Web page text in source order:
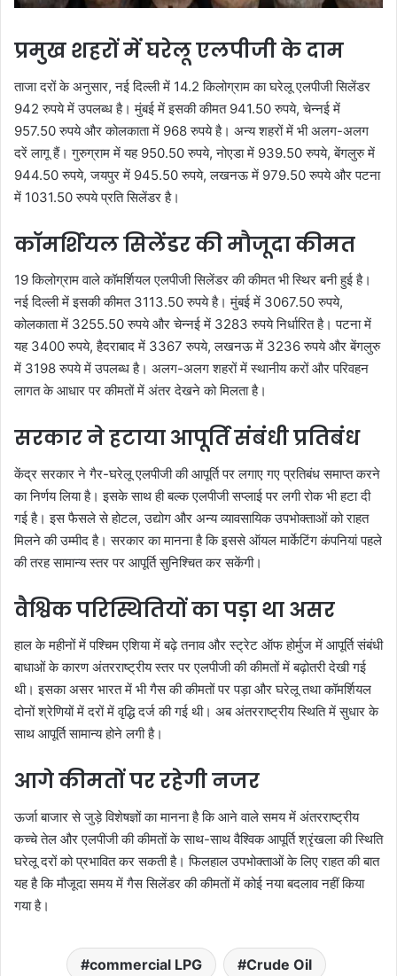
प्रमुख शहरों में घरेलू एलपीजी के दाम
ताजा दरों के अनुसार, नई दिल्ली में 14.2 किलोग्राम का घरेलू एलपीजी सिलेंडर
942 रुपये में उपलब्ध है। मुंबई में इसकी कीमत 941.50 रुपये, चेन्नई में
957.50 रुपये और कोलकाता में 968 रुपये है। अन्य शहरों में भी अलग-अलग
दरें लागू हैं। गुरुग्राम में यह 950.50 रुपये, नोएडा में 939.50 रुपये, बेंगलुरु में
944.50 रुपये, जयपुर में 945.50 रुपये, लखनऊ में 979.50 रुपये और पटना
में 1031.50 रुपये प्रति सिलेंडर है।
कॉमर्शियल सिलेंडर की मौजूदा कीमत
19 किलोग्राम वाले कॉमर्शियल एलपीजी सिलेंडर की कीमत भी स्थिर बनी हुई है।
नई दिल्ली में इसकी कीमत 3113.50 रुपये है। मुंबई में 3067.50 रुपये,
कोलकाता में 3255.50 रुपये और चेन्नई में 3283 रुपये निर्धारित है। पटना में
यह 3400 रुपये, हैदराबाद में 3367 रुपये, लखनऊ में 3236 रुपये और बेंगलुरु
में 3198 रुपये में उपलब्ध है। अलग-अलग शहरों में स्थानीय करों और परिवहन
लागत के आधार पर कीमतों में अंतर देखने को मिलता है।
सरकार ने हटाया आपूर्ति संबंधी प्रतिबंध
केंद्र सरकार ने गैर-घरेलू एलपीजी की आपूर्ति पर लगाए गए प्रतिबंध समाप्त करने
का निर्णय लिया है। इसके साथ ही बल्क एलपीजी सप्लाई पर लगी रोक भी हटा दी
गई है। इस फैसले से होटल, उद्योग और अन्य व्यावसायिक उपभोक्ताओं को राहत
मिलने की उम्मीद है। सरकार का मानना है कि इससे ऑयल मार्केटिंग कंपनियां पहले
की तरह सामान्य स्तर पर आपूर्ति सुनिश्चित कर सकेंगी।
वैश्विक परिस्थितियों का पड़ा था असर
हाल के महीनों में पश्चिम एशिया में बढ़े तनाव और स्ट्रेट ऑफ होर्मुज में आपूर्ति संबंधी
बाधाओं के कारण अंतरराष्ट्रीय स्तर पर एलपीजी की कीमतों में बढ़ोतरी देखी गई
थी। इसका असर भारत में भी गैस की कीमतों पर पड़ा और घरेलू तथा कॉमर्शियल
दोनों श्रेणियों में दरों में वृद्धि दर्ज की गई थी। अब अंतरराष्ट्रीय स्थिति में सुधार के
साथ आपूर्ति सामान्य होने लगी है।
आगे कीमतों पर रहेगी नजर
ऊर्जा बाजार से जुड़े विशेषज्ञों का मानना है कि आने वाले समय में अंतरराष्ट्रीय
कच्चे तेल और एलपीजी की कीमतों के साथ-साथ वैश्विक आपूर्ति श्रृंखला की स्थिति
घरेलू दरों को प्रभावित कर सकती है। फिलहाल उपभोक्ताओं के लिए राहत की बात
यह है कि मौजूदा समय में गैस सिलेंडर की कीमतों में कोई नया बदलाव नहीं किया
गया है।
commercial LPG Crude Oil